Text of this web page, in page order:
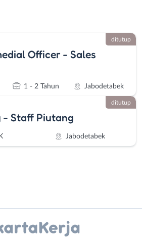
Officer - Sales
1 - 2 Tahun Jabodetabek
ditutup
- Staff Piutang
Jabodetabek
ditutup
X - Twitter Telegram
Kanal Lainnya..